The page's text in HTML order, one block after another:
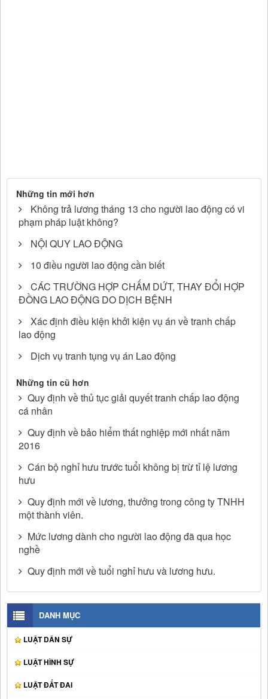
Những tin mới hơn
Không trả lương tháng 13 cho người lao động có vi
phạm pháp luật không?
NỘI QUY LAO ĐỘNG
10 điều người lao động cần biết
CÁC TRƯỜNG HỢP CHẤM DỨT, THAY ĐỔI HỢP
ĐỒNG LAO ĐỘNG DO DỊCH BỆNH
Xác định điều kiện khởi kiện vụ án về tranh chấp
lao động
Dịch vụ tranh tụng vụ án Lao động
Những tin cũ hơn
Quy định về thủ tục giải quyết tranh chấp lao động
cá nhân
Quy định về bảo hiểm thất nghiệp mới nhất năm
2016
Cán bộ nghỉ hưu trước tuổi không bị trừ tỉ lệ lương
hưu
Quy định mới về lương, thưởng trong công ty TNHH
một thành viên.
Mức lương dành cho người lao động đã qua học
nghề
Quy định mới về tuổi nghỉ hưu và lương hưu.
DANH MỤC
LUẬT DÂN SỰ
LUẬT HÌNH SỰ
LUẬT ĐẤT ĐAI